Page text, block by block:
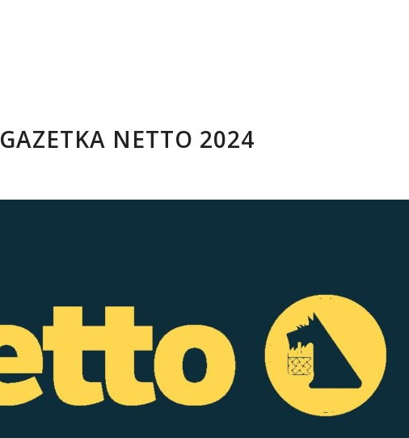
GAZETKA NETTO 2024